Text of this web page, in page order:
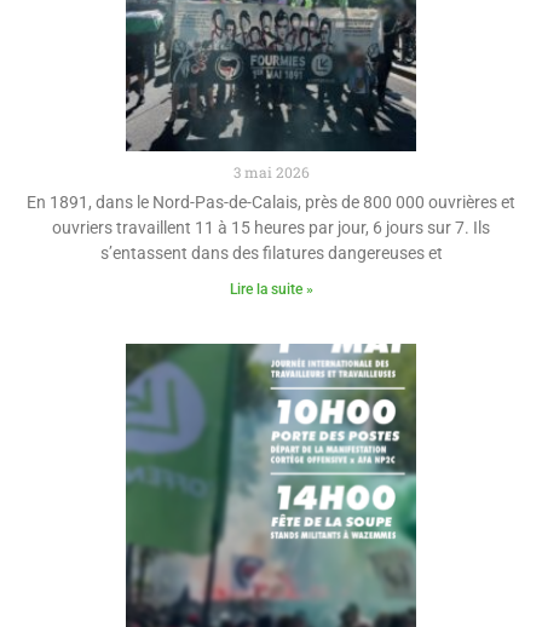
3 mai 2026
En 1891, dans le Nord-Pas-de-Calais, près de 800 000 ouvrières et
ouvriers travaillent 11 à 15 heures par jour, 6 jours sur 7. Ils
s’entassent dans des filatures dangereuses et
Lire la suite »